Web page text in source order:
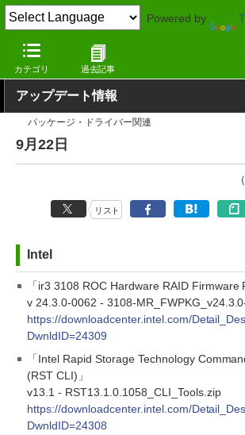
Powered by
カテゴリ 過去記事
窓の杜 その他の話題 アップデ
アップデート情報
パッケージ・ドライバー関連
9月22日
リスト
Intel
「ir3 3108 ROC Hardware RAID Firmware
v 24.3.0-0062 - 3108-
https://downloadcenter.intel.com/
DwnldID=24309
「Intel Rapid Storage Technology
(RST CLI)」
v13.1 - RST13.1.0.1058_CLI_Tools.zip
https://downloadcenter.intel.com/
DwnldID=24308